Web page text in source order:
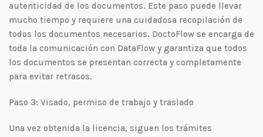
autenticidad de los documentos. Este paso puede llevar
mucho tiempo y requiere una cuidadosa recopilación de
todos los documentos necesarios. DoctoFlow se encarga de
toda la comunicación con DataFlow y garantiza que todos
los documentos se presentan correcta y completamente
para evitar retrasos.
Paso 3: Visado, permiso de trabajo y traslado
Una vez obtenida la licencia, siguen los trámites